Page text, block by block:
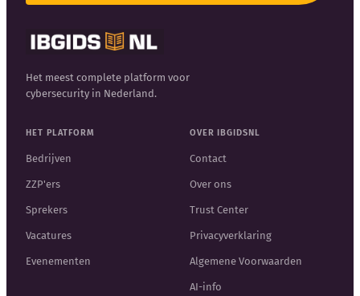
Het meest complete platform voor
cybersecurity in Nederland.
HET PLATFORM
Bedrijven
ZZP'ers
Sprekers
Vacatures
Evenementen
OVER IBGIDSNL
Contact
Over ons
Trust Center
Privacyverklaring
Algemene Voorwaarden
AI-info